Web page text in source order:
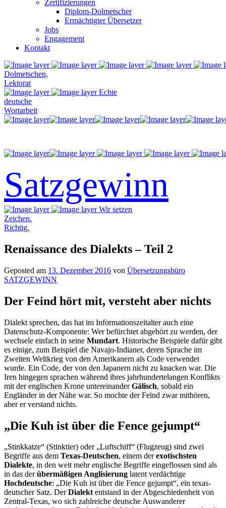
Zertifizierungen
Diplom-Dolmetscher
Ermächtigter Übersetzer
Jobs
Engagement
Kontakt
Dolmetschen,
Lektorat
Echte
deutsche
Wortarbeit
Satzgewinn
Wir setzen
Zeichen.
Richtig.
Renaissance des Dialekts – Teil 2
Geposted am 13. Dezember 2016 von Übersetzungsbüro
SATZGEWINN
Der Feind hört mit, versteht aber nichts
Dialekt sprechen, das hat im Informationszeitalter auch eine
Datenschutz-Komponente: Wer befürchtet abgehört zu werden, der
wechsele einfach in seine Mundart. Historische Beispiele dafür gibt
es einige, zum Beispiel die Navajo-Indianer, deren Sprache im
Zweiten Weltkrieg von den Amerikanern als Code verwendet
wurde. Ein Code, der von den Japanern nicht zu knacken war. Die
Iren hingegen sprachen während ihres jahrhundertelangen Konflikts
mit der englischen Krone untereinanderGälisch, sobald ein
Engländer in der Nähe war. So mochte der Feind zwar mithören,
aber er verstand nichts.
„Die Kuh ist über die Fence gejumpt“
„Stinkkatze“ (Stinktier) oder „Luftschiff“ (Flugzeug) sind zwei
Begriffe aus dem Texas-Deutschen, einem derexotischsten
Dialekte, in den weit mehr englische Begriffe eingeflossen sind als
in das derübermäßigen Anglisierung latent verdächtige
Hochdeutsche: „Die Kuh ist über die Fence gejumpt“, ein texas-
deutscher Satz. DerDialektentstand in der Abgeschiedenheit von
Zentral-Texas, wo sich zahlreiche deutsche Auswanderer